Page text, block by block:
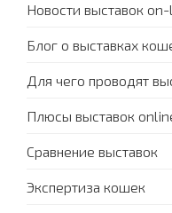
Новости выставок
Блог о выставках
Для чего проводят
Плюсы выставок
Сравнение выставок
Экспертиза кошек